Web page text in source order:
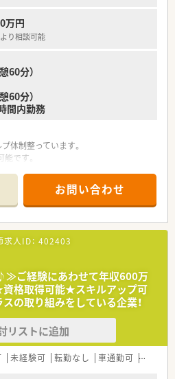
万円
り相談可能
60分）
60分）
間内勤務
体制整っています。
です。
管理・在宅など薬剤師業務全般をお願い
る法人です。
護関連事業やスポーツ関連事業にも取
です。
＞
康のパートナーとして働きたい方
数が多い法人で働きたい方
選びたい方
お問い合わせ
人ID： 402403
ご経験にあわせて年収600万
資格取得可能★スキルアップ可
の取り組みをしている企業！
リストに追加
未経験可 転勤なし 車通勤可 高給与